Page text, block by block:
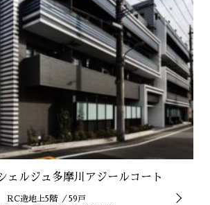
ェルジュ多摩川アジールコート
RC造地上5階 ／59戸